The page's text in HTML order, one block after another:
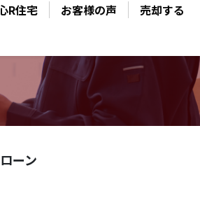
R住宅 お客様の声 売却する
ーン